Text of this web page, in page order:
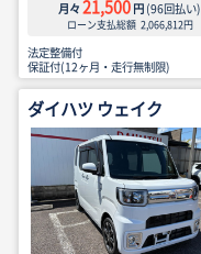
月々 21,500 円 (96回払い)
ローン支払総額 2,066,812円
法定整備付
保証付(12ヶ月・走行無制限)
ダイハツ ウェイク